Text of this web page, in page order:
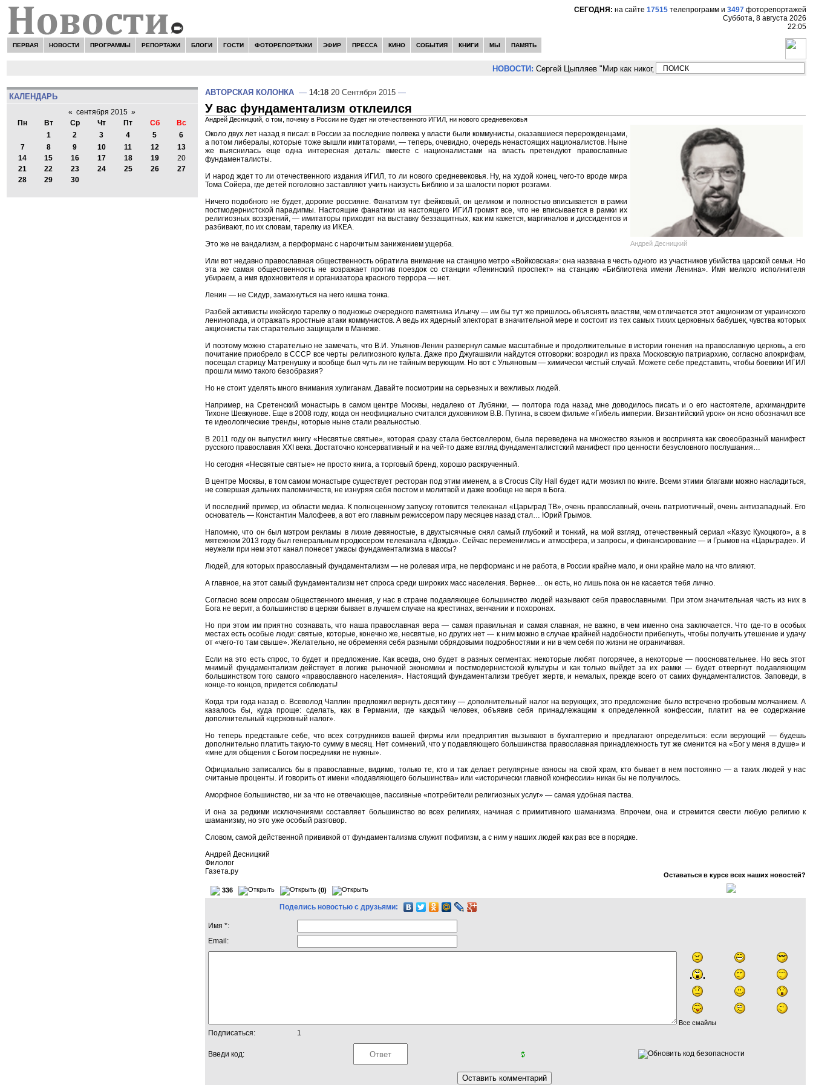
СЕГОДНЯ: на сайте 17515 телепрограмм и 3497 фоторепортажей
Суббота, 8 августа 2026
22:05
ПЕРВАЯ НОВОСТИ ПРОГРАММЫ РЕПОРТАЖИ БЛОГИ ГОСТИ ФОТОРЕПОРТАЖИ ЭФИР ПРЕССА КИНО СОБЫТИЯ КНИГИ МЫ ПАМЯТЬ
НОВОСТИ: Сергей Цыпляев "Мир как никогда близко стоит к угрозе третьей мировой
КАЛЕНДАРЬ
« сентября 2015 »
Пн
Вт Ср Чт Пт Сб
Вс
1
2 3 4 5
6
7
8 9 10 11 12
13
14
15 16 17 18 19
20
21
22 23 24 25 26
27
28
29 30
АВТОРСКАЯ КОЛОНКА — 14:18 20 Сентября 2015 —
У вас фундаментализм отклеился
Андрей Десницкий, о том, почему в России не будет ни отечественного ИГИЛ, ни нового средневековья
Андрей Десницкий
Около двух лет назад я писал: в России за последние полвека у власти были коммунисты, оказавшиеся перерожденцами,
а потом либералы, которые тоже вышли имитаторами, — теперь, очевидно, очередь ненастоящих националистов. Ныне
же выяснилась еще одна интересная деталь: вместе с националистами на власть претендуют православные
фундаменталисты.
И народ ждет то ли отечественного издания ИГИЛ, то ли нового средневековья. Ну, на худой конец, чего-то вроде мира
Тома Сойера, где детей поголовно заставляют учить наизусть Библию и за шалости порют розгами.
Ничего подобного не будет, дорогие россияне. Фанатизм тут фейковый, он целиком и полностью вписывается в рамки
постмодернистской парадигмы. Настоящие фанатики из настоящего ИГИЛ громят все, что не вписывается в рамки их
религиозных воззрений, — имитаторы приходят на выставку беззащитных, как им кажется, маргиналов и диссидентов и
разбивают, по их словам, тарелку из ИКЕА.
Это же не вандализм, а перформанс с нарочитым занижением ущерба.
Или вот недавно православная общественность обратила внимание на станцию метро «Войковская»: она названа в честь одного из участников убийства царской семьи. Но
эта же самая общественность не возражает против поездок со станции «Ленинский проспект» на станцию «Библиотека имени Ленина». Имя мелкого исполнителя
убираем, а имя вдохновителя и организатора красного террора — нет.
Ленин — не Сидур, замахнуться на него кишка тонка.
Разбей активисты икейскую тарелку о подножье очередного памятника Ильичу — им бы тут же пришлось объяснять властям, чем отличается этот акционизм от украинского
ленинопада, и отражать яростные атаки коммунистов. А ведь их ядерный электорат в значительной мере и состоит из тех самых тихих церковных бабушек, чувства которых
акционисты так старательно защищали в Манеже.
И поэтому можно старательно не замечать, что В.И. Ульянов-Ленин развернул самые масштабные и продолжительные в истории гонения на православную церковь, а его
почитание приобрело в СССР все черты религиозного культа. Даже про Джугашвили найдутся отговорки: возродил из праха Московскую патриархию, согласно апокрифам,
посещал старицу Матренушку и вообще был чуть ли не тайным верующим. Но вот с Ульяновым — химически чистый случай. Можете себе представить, чтобы боевики ИГИЛ
прошли мимо такого безобразия?
Но не стоит уделять много внимания хулиганам. Давайте посмотрим на серьезных и вежливых людей.
Например, на Сретенский монастырь в самом центре Москвы, недалеко от Лубянки, — полтора года назад мне доводилось писать и о его настоятеле, архимандрите
Тихоне Шевкунове. Еще в 2008 году, когда он неофициально считался духовником В.В. Путина, в своем фильме «Гибель империи. Византийский урок» он ясно обозначил все
те идеологические тренды, которые ныне стали реальностью.
В 2011 году он выпустил книгу «Несвятые святые», которая сразу стала бестселлером, была переведена на множество языков и воспринята как своеобразный манифест
русского православия XXI века. Достаточно консервативный и на чей-то даже взгляд фундаменталистский манифест про ценности безусловного послушания…
Но сегодня «Несвятые святые» не просто книга, а торговый бренд, хорошо раскрученный.
В центре Москвы, в том самом монастыре существует ресторан под этим именем, а в Crocus City Hall будет идти мюзикл по книге. Всеми этими благами можно насладиться,
не совершая дальних паломничеств, не изнуряя себя постом и молитвой и даже вообще не веря в Бога.
И последний пример, из области медиа. К полноценному запуску готовится телеканал «Царьград ТВ», очень православный, очень патриотичный, очень антизападный. Его
основатель — Константин Малофеев, а вот его главным режиссером пару месяцев назад стал… Юрий Грымов.
Напомню, что он был мэтром рекламы в лихие девяностые, в двухтысячные снял самый глубокий и тонкий, на мой взгляд, отечественный сериал «Казус Кукоцкого», а в
мятежном 2013 году был генеральным продюсером телеканала «Дождь». Сейчас переменились и атмосфера, и запросы, и финансирование — и Грымов на «Царьграде». И
неужели при нем этот канал понесет ужасы фундаментализма в массы?
Людей, для которых православный фундаментализм — не ролевая игра, не перформанс и не работа, в России крайне мало, и они крайне мало на что влияют.
А главное, на этот самый фундаментализм нет спроса среди широких масс населения. Вернее… он есть, но лишь пока он не касается тебя лично.
Согласно всем опросам общественного мнения, у нас в стране подавляющее большинство людей называют себя православными. При этом значительная часть из них в
Бога не верит, а большинство в церкви бывает в лучшем случае на крестинах, венчании и похоронах.
Но при этом им приятно сознавать, что наша православная вера — самая правильная и самая славная, не важно, в чем именно она заключается. Что где-то в особых
местах есть особые люди: святые, которые, конечно же, несвятые, но других нет — к ним можно в случае крайней надобности прибегнуть, чтобы получить утешение и удачу
от «чего-то там свыше». Желательно, не обременяя себя разными обрядовыми подробностями и ни в чем себя по жизни не ограничивая.
Если на это есть спрос, то будет и предложение. Как всегда, оно будет в разных сегментах: некоторые любят погорячее, а некоторые — поосновательнее. Но весь этот
мнимый фундаментализм действует в логике рыночной экономики и постмодернистской культуры и как только выйдет за их рамки — будет отвергнут подавляющим
большинством того самого «православного населения». Настоящий фундаментализм требует жертв, и немалых, прежде всего от самих фундаменталистов. Заповеди, в
конце-то концов, придется соблюдать!
Когда три года назад о. Всеволод Чаплин предложил вернуть десятину — дополнительный налог на верующих, это предложение было встречено гробовым молчанием. А
казалось бы, куда проще: сделать, как в Германии, где каждый человек, объявив себя принадлежащим к определенной конфессии, платит на ее содержание
дополнительный «церковный налог».
Но теперь представьте себе, что всех сотрудников вашей фирмы или предприятия вызывают в бухгалтерию и предлагают определиться: если верующий — будешь
дополнительно платить такую-то сумму в месяц. Нет сомнений, что у подавляющего большинства православная принадлежность тут же сменится на «Бог у меня в душе» и
«мне для общения с Богом посредники не нужны».
Официально записались бы в православные, видимо, только те, кто и так делает регулярные взносы на свой храм, кто бывает в нем постоянно — а таких людей у нас
считаные проценты. И говорить от имени «подавляющего большинства» или «исторически главной конфессии» никак бы не получилось.
Аморфное большинство, ни за что не отвечающее, пассивные «потребители религиозных услуг» — самая удобная паства.
И она за редкими исключениями составляет большинство во всех религиях, начиная с примитивного шаманизма. Впрочем, она и стремится свести любую религию к
шаманизму, но это уже особый разговор.
Словом, самой действенной прививкой от фундаментализма служит пофигизм, а с ним у наших людей как раз все в порядке.
Андрей Десницкий
Филолог
Газета.ру
Оставаться в курсе всех наших новостей?
336 (0)
Поделись новостью с друзьями:
Имя *:
Email:
Все смайлы
Подписаться: 1
Введи код: